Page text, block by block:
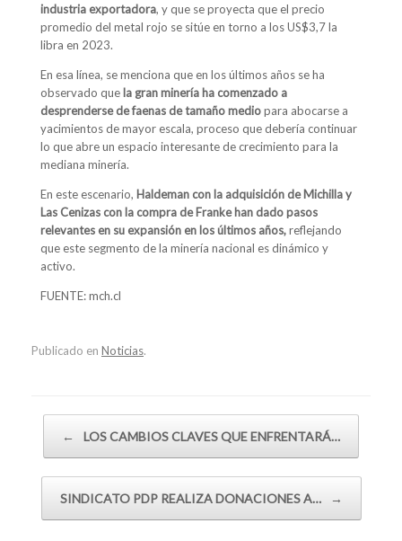
industria exportadora, y que se proyecta que el precio
promedio del metal rojo se sitúe en torno a los US$3,7 la
libra en 2023.
En esa línea, se menciona que en los últimos años se ha
observado que la gran minería ha comenzado a
desprenderse de faenas de tamaño mediopara abocarse a
yacimientos de mayor escala, proceso que debería continuar
lo que abre un espacio interesante de crecimiento para la
mediana minería.
En este escenario, Haldeman con la adquisición de Michilla y
Las Cenizas con la compra de Franke han dado pasos
relevantes en su expansión en los últimos años,reflejando
que este segmento de la minería nacional es dinámico y
activo.
FUENTE: mch.cl
Publicado en Noticias.
← LOS CAMBIOS CLAVES QUE ENFRENTARÁ…
SINDICATO PDP REALIZA DONACIONES A… →